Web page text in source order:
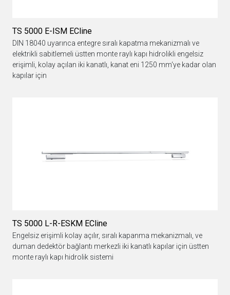
TS 5000 E-ISM ECline
DIN 18040 uyarınca entegre sıralı kapatma mekanizmalı ve
elektrikli sabitlemeli üstten monte raylı kapı hidrolikli engelsiz
erişimli, kolay açılan iki kanatlı, kanat eni 1250 mm‘ye kadar olan
kapılar için
TS 5000 L-R-ESKM ECline
Engelsiz erişimli kolay açılır, sıralı kapanma mekanizmalı, ve
duman dedektör bağlantı merkezli iki kanatlı kapılar için üstten
monte raylı kapı hidrolik sistemi